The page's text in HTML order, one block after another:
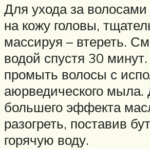
Для ухода за волосами
на кожу головы,
массируя – втереть.
водой спустя 30
промыть волосы с
аюрведического мыла.
большего эффекта
разогреть, поставив
горячую воду.